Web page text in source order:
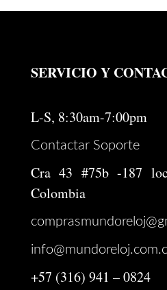
SERVICIO Y
L-S, 8:30am-7:00pm
Contactar Soporte
Cra 43 #75b -187
Colombia
+57 (316) 941 – 0824